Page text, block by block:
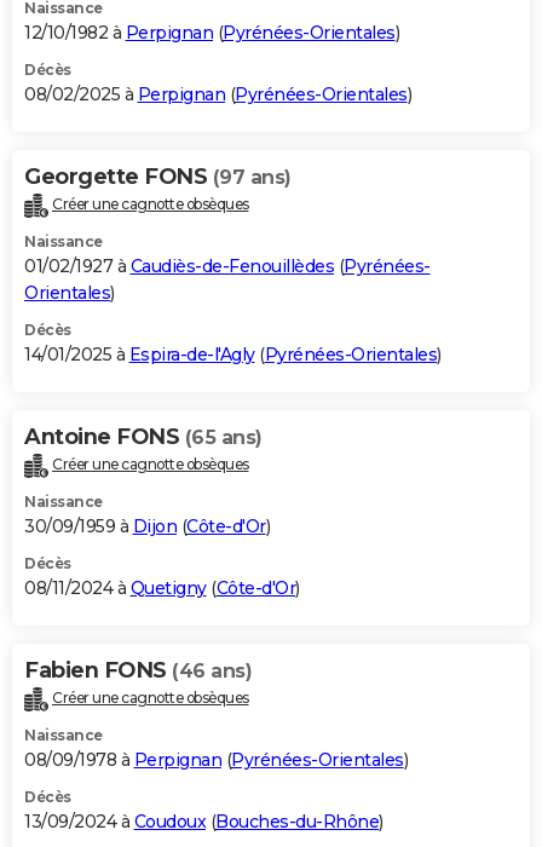
Naissance
12/10/1982 à Perpignan (Pyrénées-Orientales)
Décès
08/02/2025 à Perpignan (Pyrénées-Orientales)
Georgette FONS (97 ans)
Créer une cagnotte obsèques
Naissance
01/02/1927 à Caudiès-de-Fenouillèdes (Pyrénées-
Orientales)
Décès
14/01/2025 à Espira-de-l'Agly(Pyrénées-Orientales)
Antoine FONS (65 ans)
Créer une cagnotte obsèques
Naissance
30/09/1959 à Dijon (Côte-d'Or)
Décès
08/11/2024 à Quetigny(Côte-d'Or)
Fabien FONS (46 ans)
Créer une cagnotte obsèques
Naissance
08/09/1978 à Perpignan (Pyrénées-Orientales)
Décès
13/09/2024 à Coudoux(Bouches-du-Rhône)